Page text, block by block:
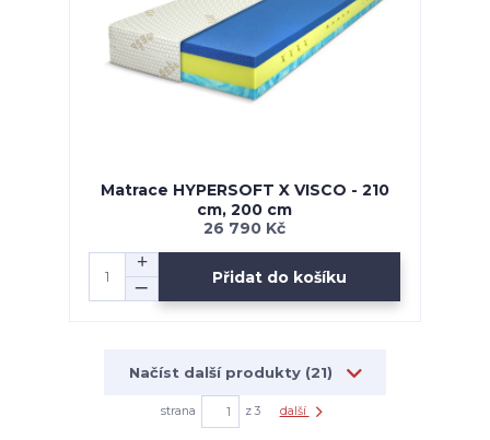
Matrace HYPERSOFT X VISCO - 210
cm, 200 cm
26 790 Kč
Přidat do košíku
Načíst další produkty (21)
strana z 3 další